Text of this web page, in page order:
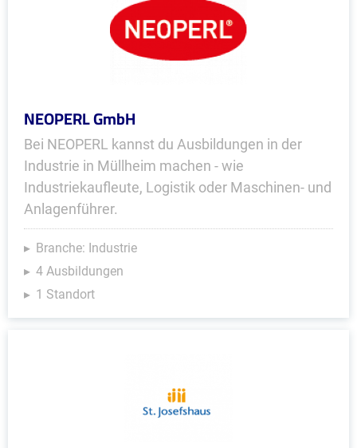
NEOPERL GmbH
Bei NEOPERL kannst du Ausbildungen in der
Industrie in Müllheim machen - wie
Industriekaufleute, Logistik oder Maschinen- und
Anlagenführer.
Branche: Industrie
4 Ausbildungen
1 Standort